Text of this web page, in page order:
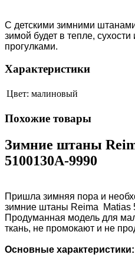
С детскими зимними
зимой будет в тепле,
прогулками.
Характеристики
Цвет: малиновый
Похожие товары
Зимние штаны
5100130A-9990
Пришла зимняя пора и
зимние штаны Reima Matias
Продуманная модель для
ткань, не промокают и не
Основные характеристики: